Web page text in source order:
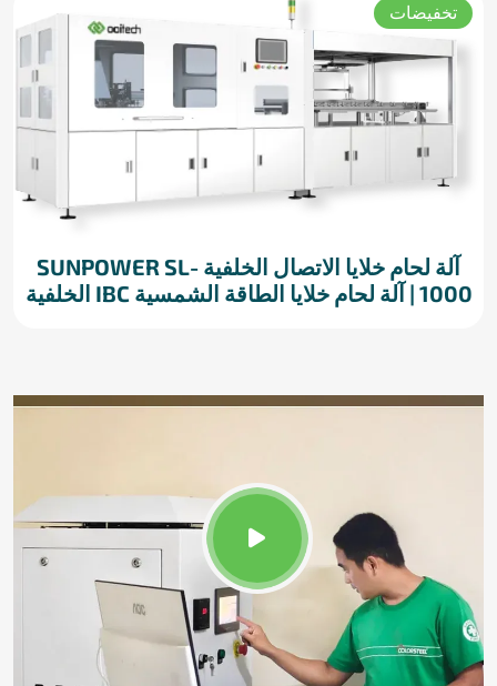
تخفيضات
آلة لحام خلايا الاتصال الخلفية SUNPOWER SL-
1000 | آلة لحام خلايا الطاقة الشمسية IBC الخلفية